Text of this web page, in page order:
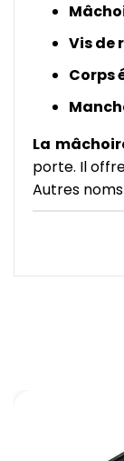
Vis de
Corps
La
porte. Il
Autres